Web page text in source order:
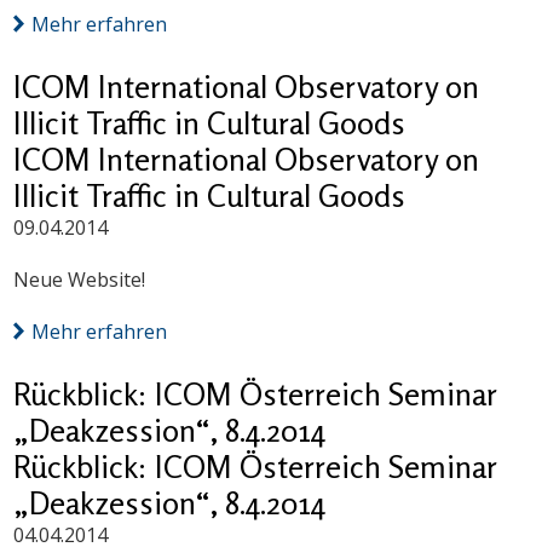
Mehr erfahren
ICOM International Observatory on
Illicit Traffic in Cultural Goods
ICOM International Observatory on
Illicit Traffic in Cultural Goods
09.04.2014
Neue Website!
Mehr erfahren
Rückblick: ICOM Österreich Seminar
„Deakzession“, 8.4.2014
Rückblick: ICOM Österreich Seminar
„Deakzession“, 8.4.2014
04.04.2014